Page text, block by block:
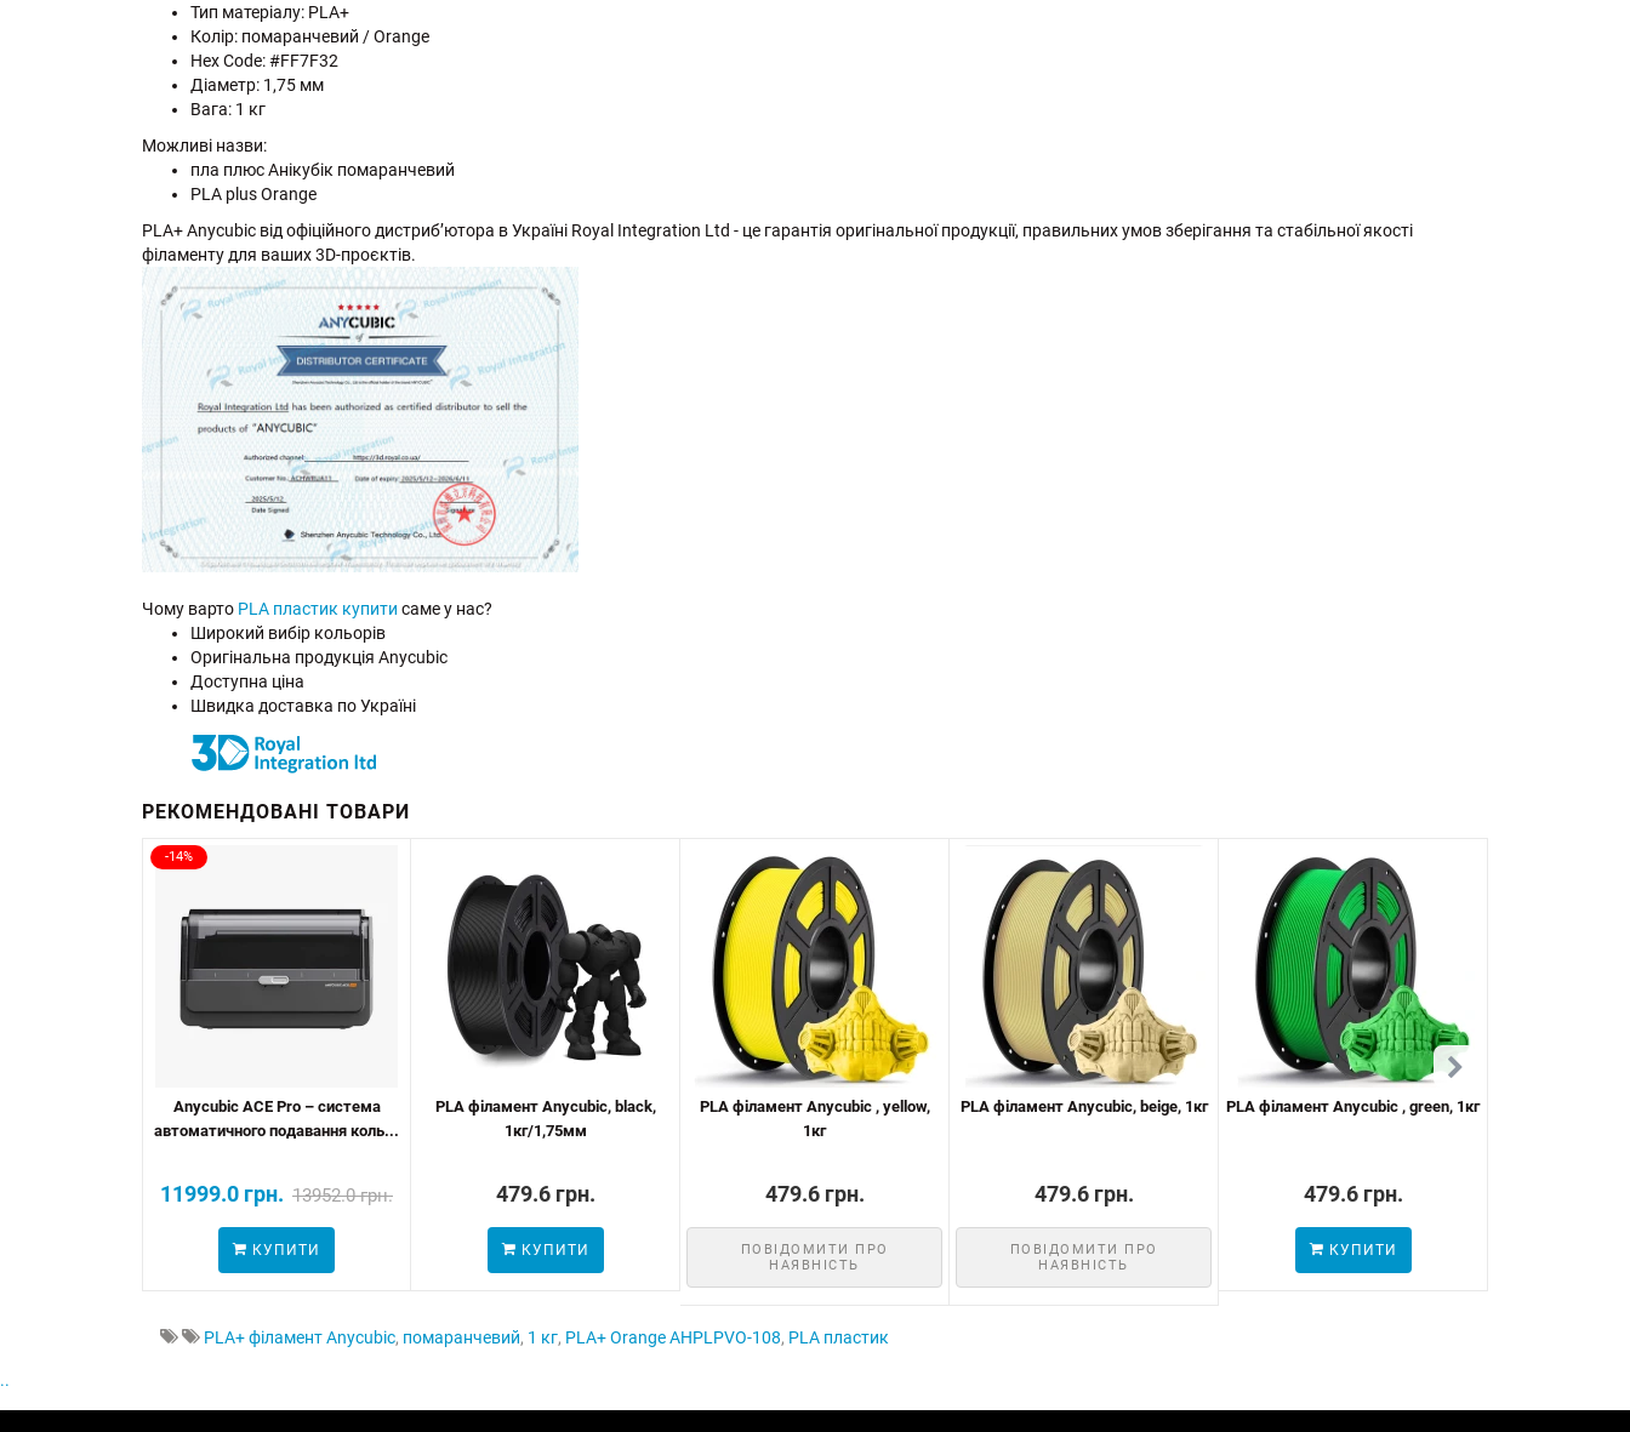
Тип матеріалу: PLA+
Колір: помаранчевий / Orange
Hex Code: #FF7F32
Діаметр: 1,75 мм
Вага: 1 кг
Можливі назви:
пла плюс Анікубік помаранчевий
PLA plus Orange
PLA+ Anycubic від офіційного дистриб’ютора в Україні Royal Integration Ltd - це гарантія оригінальної продукції, правильних умов зберігання та стабільної якості
філаменту для ваших 3D-проєктів.
Чому варто PLA пластик купити саме у нас?
Широкий вибір кольорів
Оригінальна продукція Anycubic
Доступна ціна
Швидка доставка по Україні
РЕКОМЕНДОВАНІ ТОВАРИ
-14%
Anycubic ACE Pro – система
автоматичного подавання коль...
11999.0 грн. 13952.0 грн.
КУПИТИ
PLA філамент Anycubic, black,
1кг/1,75мм
479.6 грн.
КУПИТИ
PLA філамент Anycubic , yellow,
1кг
479.6 грн.
ПОВІДОМИТИ ПРО
НАЯВНІСТЬ
PLA філамент Anycubic, beige, 1кг
479.6 грн.
ПОВІДОМИТИ ПРО
НАЯВНІСТЬ
PLA філамент Anycubic , green, 1кг
479.6 грн.
КУПИТИ
PLA+ філамент Anycubic, помаранчевий, 1 кг, PLA+ Orange AHPLPVO-108, PLA пластик
..